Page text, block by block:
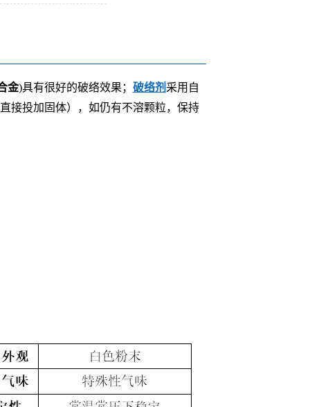
金)具有很好的破络效果； 破络剂 采用自
接投加固体），如仍有不溶颗粒，保持